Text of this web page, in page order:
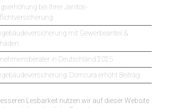
bei Ihrer Janitos-
mit Gewerbeanteil &
in Deutschland 2025
Domcura erhöht Beitrag
Lesbarkeit nutzen wir auf dieser Website